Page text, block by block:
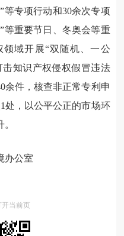
等专项行动和30余次专项
等重要节日、冬奥会等重
域开展“双随机、一公
知识产权侵权假冒违法
余件，核查非正常专利申
处，以公平公正的市场环
办公室
当前页